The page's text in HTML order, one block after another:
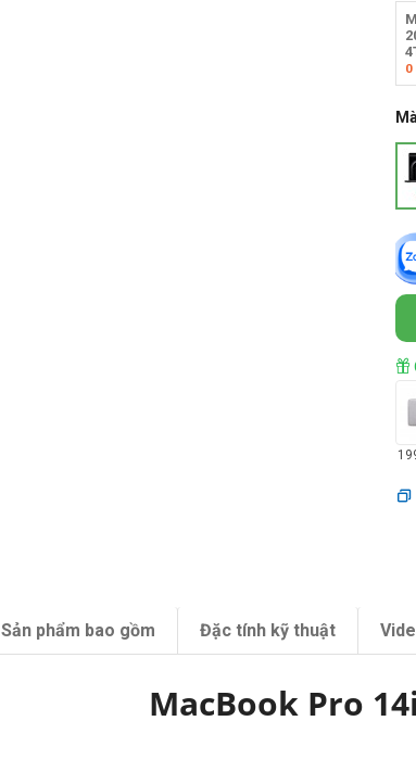
0
Sản phẩm bao gồm Đặc tính kỹ thuật
MacBook Pro